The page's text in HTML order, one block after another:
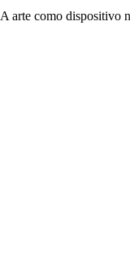
como dispositivo